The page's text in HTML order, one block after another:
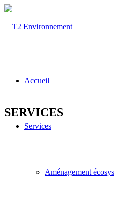
Accueil
Services
Aménagement
SERVICES